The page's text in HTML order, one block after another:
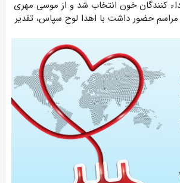
کنندگان خون انتخاب شد و از موسی مهری
مراسم حضور داشت با اهدا لوح سپاس، تقدیر